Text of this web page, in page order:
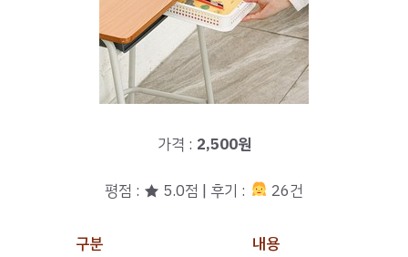
가격 : 2,500원
평점 : ★ 5.0점 | 후기 : 26건
구분
내용